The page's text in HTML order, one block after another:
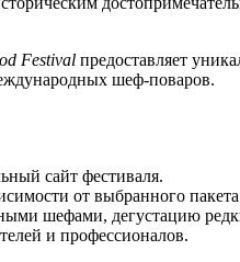
Festival предоставляет
шеф-поваров.
сайт фестиваля.
от выбранного
шефами, дегустацию
и профессионалов.